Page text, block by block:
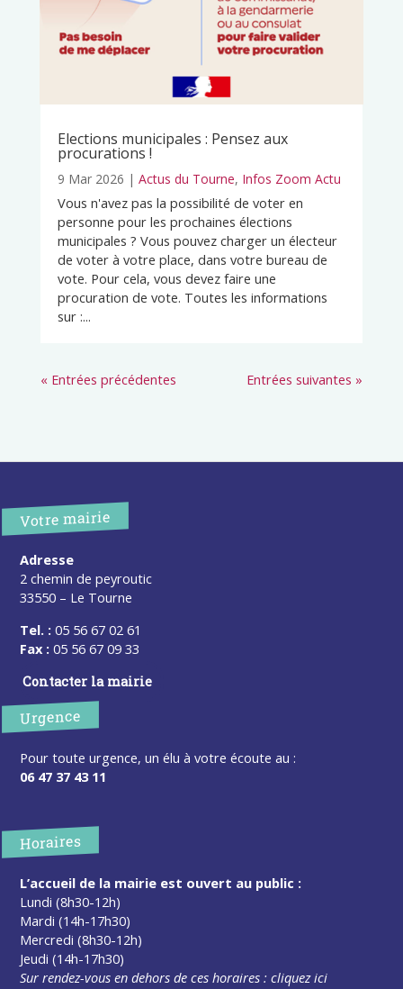
Elections municipales : Pensez aux
procurations !
9 Mar 2026 | Actus du Tourne, Infos Zoom Actu
Vous n'avez pas la possibilité de voter en
personne pour les prochaines élections
municipales ? Vous pouvez charger un électeur
de voter à votre place, dans votre bureau de
vote. Pour cela, vous devez faire une
procuration de vote. Toutes les informations
sur :...
« Entrées précédentes Entrées suivantes »
Votre mairie
Adresse
2 chemin de peyroutic
33550 – Le Tourne
Tel. : 05 56 67 02 61
Fax : 05 56 67 09 33
Contacter la mairie
Urgence
Pour toute urgence, un élu à votre écoute au :
06 47 37 43 11
Horaires
L’accueil de la mairie est ouvert au public :
Lundi (8h30-12h)
Mardi (14h-17h30)
Mercredi (8h30-12h)
Jeudi (14h-17h30)
Sur rendez-vous en dehors de ces horaires :cliquez ici